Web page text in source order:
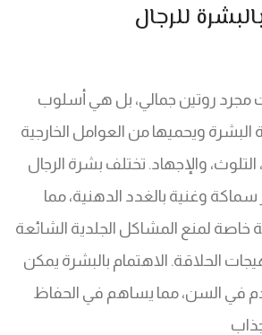
للرجال
مجرد روتين جمالي، بل هي أسلوب
ويحميها من العوامل الخارجية
والإجهاد. تختلف بشرة الرجال
وغنية بالغدد الدهنية، مما
خاصة لمنع المشاكل الجلدية الشائعة
الحلاقة. الاهتمام بالبشرة يمكن
في السن، مما يساهم في الحفاظ